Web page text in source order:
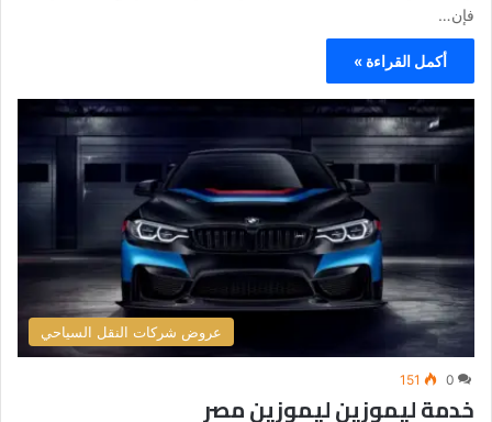
فإن…
أكمل القراءة »
عروض شركات النقل السياحي
0
151
خدمة ليموزين ليموزين مصر